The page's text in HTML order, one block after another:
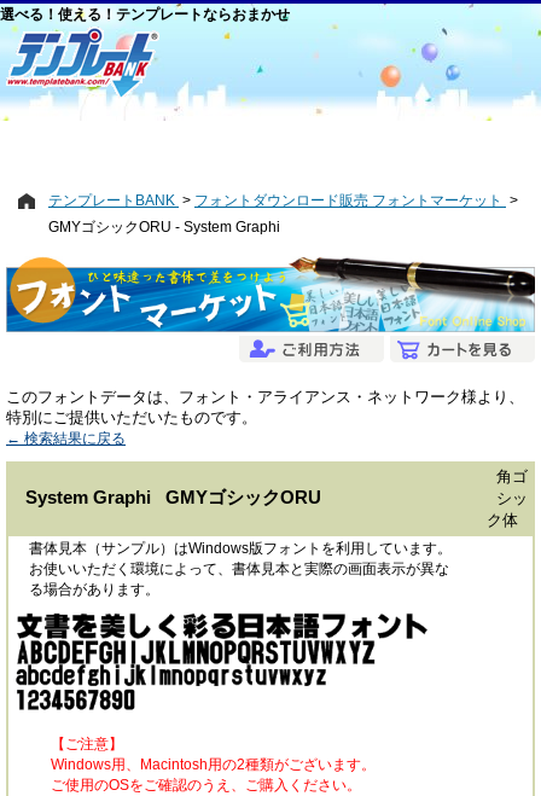
選べる！使える！テンプレートならおまかせ
テンプレートBANK
フォントダウンロード販売 フォントマーケット
GMYゴシックORU - System Graphi
このフォントデータは、フォント・アライアンス・ネットワーク様より、
特別にご提供いただいたものです。
← 検索結果に戻る
System Graphi GMYゴシックORU
角ゴ
シッ
ク体
書体見本（サンプル）はWindows版フォントを利用しています。
お使いいただく環境によって、書体見本と実際の画面表示が異な
る場合があります。
【ご注意】
Windows用、Macintosh用の2種類がございます。
ご使用のOSをご確認のうえ、ご購入ください。